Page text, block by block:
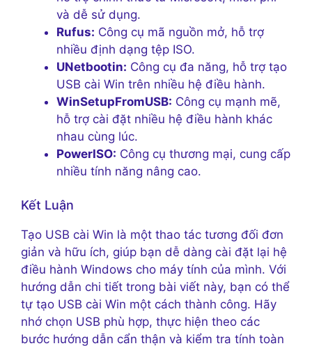
và dễ sử dụng.
Rufus: Công cụ mã nguồn mở, hỗ trợ
nhiều định dạng tệp ISO.
UNetbootin: Công cụ đa năng, hỗ trợ tạo
USB cài Win trên nhiều hệ điều hành.
WinSetupFromUSB: Công cụ mạnh mẽ,
hỗ trợ cài đặt nhiều hệ điều hành khác
nhau cùng lúc.
PowerISO: Công cụ thương mại, cung cấp
nhiều tính năng nâng cao.
Kết Luận
Tạo USB cài Win là một thao tác tương đối đơn
giản và hữu ích, giúp bạn dễ dàng cài đặt lại hệ
điều hành Windows cho máy tính của mình. Với
hướng dẫn chi tiết trong bài viết này, bạn có thể
tự tạo USB cài Win một cách thành công. Hãy
nhớ chọn USB phù hợp, thực hiện theo các
bước hướng dẫn cẩn thận và kiểm tra tính toàn